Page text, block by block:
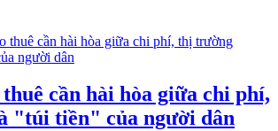
cần hài hòa giữa chi phí,
"túi tiền" của người dân